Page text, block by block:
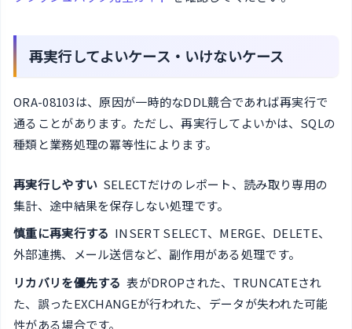
再実行してよいケース・いけないケース
ORA-08103は、原因が一時的なDDL競合であれば再実行で
通ることがあります。ただし、再実行してよいかは、SQLの
種類と業務処理の冪等性によります。
再実行しやすい SELECTだけのレポート、読み取り専用の
集計、途中結果を保存しない処理です。
慎重に再実行する INSERT SELECT、MERGE、DELETE、
外部連携、メール送信など、副作用がある処理です。
リカバリを優先する 表がDROPされた、TRUNCATEされ
た、誤ったEXCHANGEが行われた、データが失われた可能
性がある場合です。